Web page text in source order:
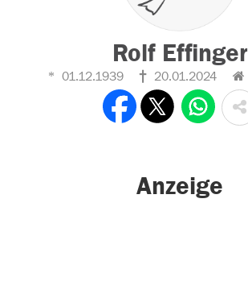
Rolf Effinger
01.12.1939 20.01.2024
Anzeige